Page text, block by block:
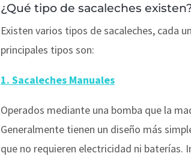
¿Qué tipo de sacaleches
Existen varios tipos de sacaleches, cada
principales tipos son:
1. Sacaleches Manuales
Operados mediante una bomba que la
Generalmente tienen un diseño más
que no requieren electricidad ni baterías.